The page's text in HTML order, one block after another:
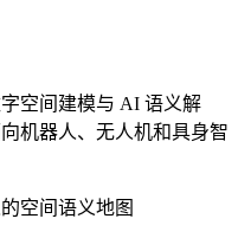
空间建模与 AI 语义解
机器人、无人机和具身智